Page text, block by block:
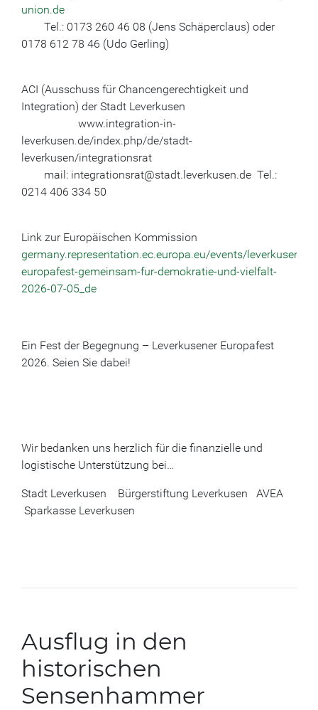
union.de
Tel.: 0173 260 46 08 (Jens Schäperclaus) oder
0178 612 78 46 (Udo Gerling)
ACI (Ausschuss für Chancengerechtigkeit und
Integration) der Stadt Leverkusen
www.integration-in-
leverkusen.de/index.php/de/stadt-
leverkusen/integrationsrat
mail: integrationsrat@stadt.leverkusen.de Tel.:
0214 406 334 50
Link zur Europäischen Kommission
germany.representation.ec.europa.eu/events/leverkusener-
europafest-gemeinsam-fur-demokratie-und-vielfalt-
2026-07-05_de
Ein Fest der Begegnung – Leverkusener Europafest
2026. Seien Sie dabei!
Wir bedanken uns herzlich für die finanzielle und
logistische Unterstützung bei…
Stadt Leverkusen Bürgerstiftung Leverkusen AVEA
Sparkasse Leverkusen
Ausflug in den
historischen
Sensenhammer